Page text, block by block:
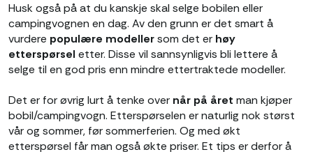
Husk også på at du kanskje skal selge bobilen eller
campingvognen en dag. Av den grunn er det smart å
vurdere populære modellersom det er høy
etterspørsel etter. Disse vil sannsynligvis bli lettere å
selge til en god pris enn mindre ettertraktede modeller.
Det er for øvrig lurt å tenke over når på året man kjøper
bobil/campingvogn. Etterspørselen er naturlig nok størst
vår og sommer, før sommerferien. Og med økt
etterspørsel får man også økte priser. Et tips er derfor å